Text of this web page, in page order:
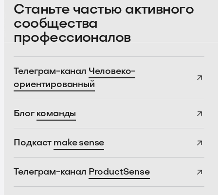
Станьте частью активного
сообщества
профессионалов
Телеграм-канал Человеко-
ориентированный
Блог команды
Подкаст make sense
Телеграм-канал ProductSense